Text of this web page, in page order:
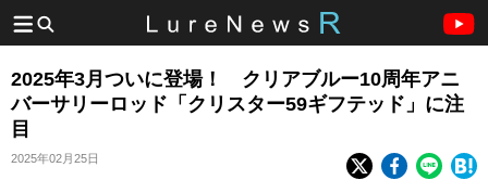
2025年3月ついに登場！ クリアブルー10周年アニ
バーサリーロッド「クリスター59ギフテッド」に注
目
2025年02月25日